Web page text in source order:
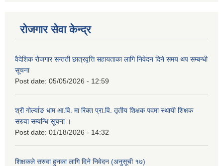
रोजगार सेवा केन्द्र
वैदेशिक रोजगार सन्तती छात्रवृत्ति सहायताका लागि निवेदन दिने समय थप सम्बन्धी
सूचना
Post date: 05/05/2026 - 12:59
श्री गोर्ल्याङ धाम आ.वि. मा रिक्त प्रा.वि. तृतीय शिक्षक पदमा स्थायी शिक्षक
सरुवा सम्वन्धि सूचना ।
Post date: 01/18/2026 - 14:32
शिक्षकले सरुवा हुनका लागि दिने निवेदन (अनुसूची १७)